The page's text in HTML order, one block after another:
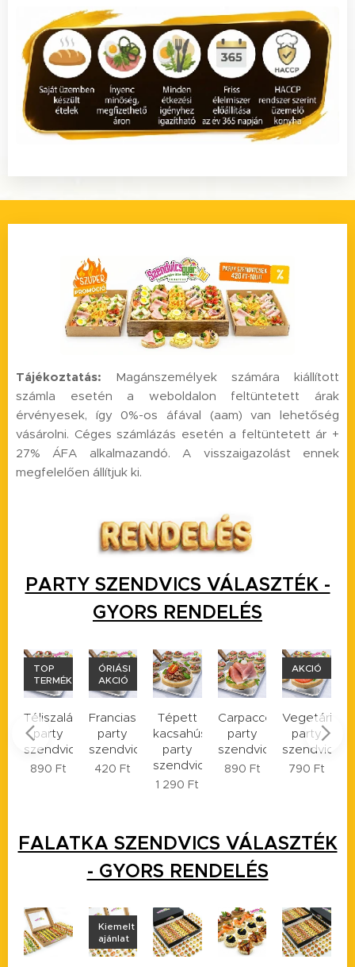
Tájékoztatás: Magánszemélyek számára kiállított
számla esetén a weboldalon feltüntetett árak
érvényesek, így 0%-os áfával (aam) van lehetőség
vásárolni. Céges számlázás esetén a feltüntetett ár +
27% ÁFA alkalmazandó. A visszaigazolást ennek
megfelelően állítjuk ki.
PARTY SZENDVICS VÁLASZTÉK -
GYORS RENDELÉS
Franciasalátás
party
szendvics
ÓRIÁSI
AKCIÓ
420 Ft
Tépett
kacsahúsos
party
szendvics
Carpaccos
party
szendvics
890Ft
Vegetáriánus
party
szendvics
AKCIÓ
790 Ft
Füstölt
tarjás
party
szendvics
Nincs
raktáron
FALATKA SZENDVICS VÁLASZTÉK
- GYORS RENDELÉS
Kiemelt
ajánlat